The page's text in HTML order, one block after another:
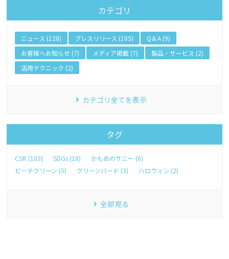
カテゴリ
ニュース (128) プレスリリース (105)
Q＆A (9)
お客様へお知らせ (7)
メディア掲載 (7)
製品・サービス (2)
活用テクニック (2)
カテゴリ全てを表示
タグ
CSR (103) SDGs (18)
かもめのサニー (6)
ビーチクリーン (5)
グリーンバード (3) ハロウィン (2)
全部見る